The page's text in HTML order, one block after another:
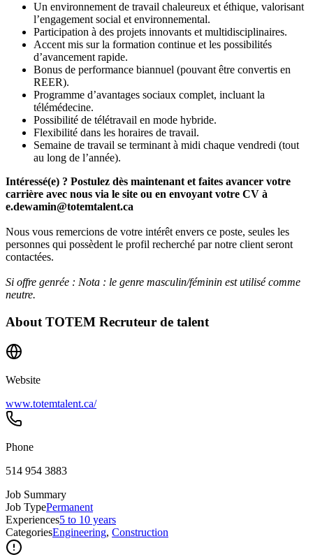
Un environnement de travail chaleureux et éthique, valorisant
l’engagement social et environnemental.
Participation à des projets innovants et multidisciplinaires.
Accent mis sur la formation continue et les possibilités
d’avancement rapide.
Bonus de performance biannuel (pouvant être convertis en
REER).
Programme d’avantages sociaux complet, incluant la
télémédecine.
Possibilité de télétravail en mode hybride.
Flexibilité dans les horaires de travail.
Semaine de travail se terminant à midi chaque vendredi (tout
au long de l’année).
Intéressé(e) ? Postulez dès maintenant et faites avancer votre
carrière avec nous via le site ou en envoyant votre CV à
e.dewamin@totemtalent.ca
Nous vous remercions de votre intérêt envers ce poste, seules les
personnes qui possèdent le profil recherché par notre client seront
contactées.
Si offre genrée : Nota : le genre masculin/féminin est utilisé comme
neutre.
About TOTEM Recruteur de talent
Website
www.totemtalent.ca/
Phone
514 954 3883
Job Summary
Job TypePermanent
Experiences5 to 10 years
CategoriesEngineering, Construction